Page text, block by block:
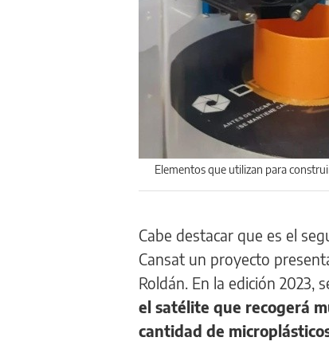
Elementos que utilizan para
Cabe destacar que es el
Cansat un proyecto
Roldán. En la edición 2023,
el satélite que recogerá
cantidad de